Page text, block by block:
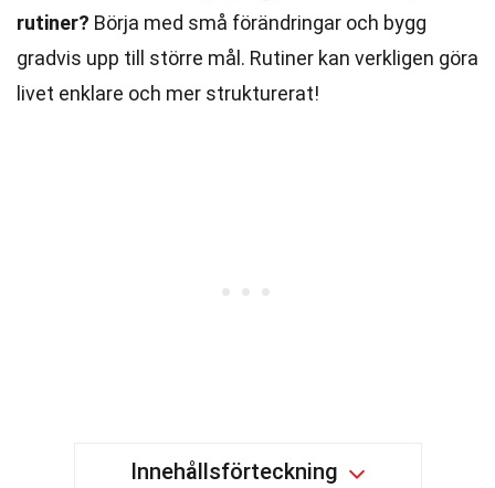
rutiner? Börja med små förändringar och bygg
gradvis upp till större mål. Rutiner kan verkligen göra
livet enklare och mer strukturerat!
Innehållsförteckning